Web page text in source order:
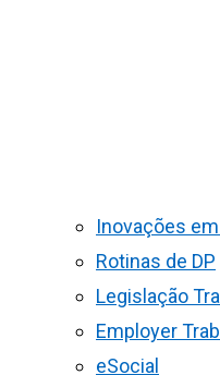
Inovações em
Rotinas de DP
Legislação
Employer
eSocial